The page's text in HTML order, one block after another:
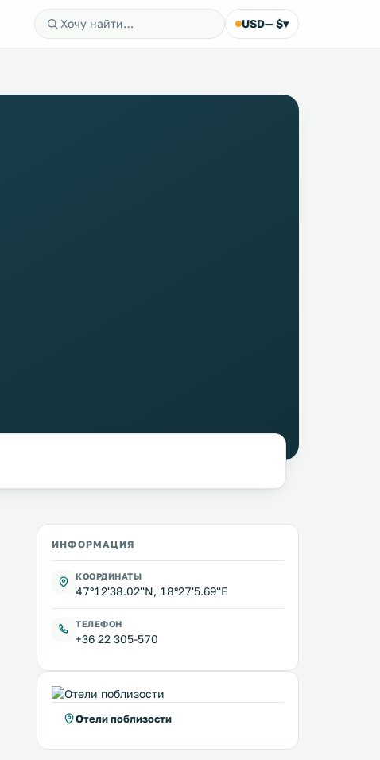
USD— $▾
ИНФОРМАЦИЯ
КООРДИНАТЫ
47°12'38.02''N, 18°27'5.69''E
ТЕЛЕФОН
+36 22 305-570
Отели поблизости